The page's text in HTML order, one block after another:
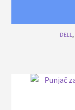
DELL